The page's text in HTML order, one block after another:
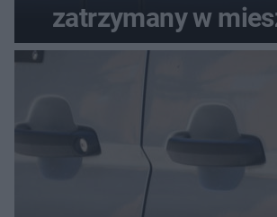
zatrzymany w
seniora